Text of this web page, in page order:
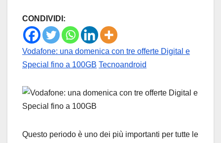
CONDIVIDI:
Vodafone: una domenica con tre offerte Digital e
Special fino a 100GB Tecnoandroid
Questo periodo è uno dei più importanti per tutte le